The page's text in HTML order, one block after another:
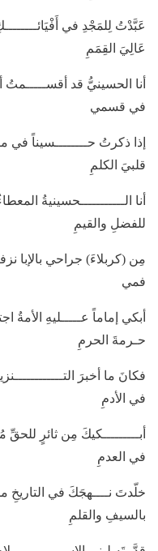
عَبَّدْتُ لِلمَجْدِ في
عَالِيَ القِمَمِ
أنا الحسينيُّ قد
في قسمي
إذا ذكرتُ حــــــــسيناً
قلبيَ الكلمِ
أنا الـــــــــــحسينيةُ
للفضلِ والقيمِ
مِن (كربلاءَ) جراحي بالإبا
فمي
أبكي إماماً عـــــليهِ الأمةُ
حـرمةَ الحرمِ
فكانَ ما أخبرَ
في الأدمِ
أبـــــــــكيكَ مِن ثائرٍ
في العدمِ
خلّدتَ نــــهجَكَ في التاريخِ
بالسيفِ والقلمِ